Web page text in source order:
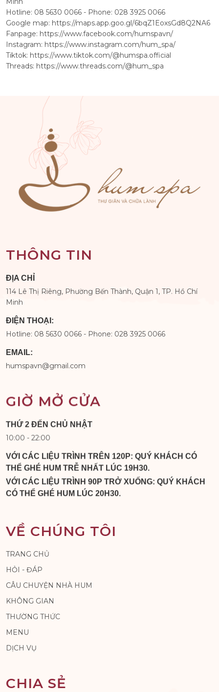
Hotline: 08 5630 0066 - Phone: 028 3925 0066
Google map: https://maps.app.goo.gl/6bqZ1EoxsGd8Q2NA6
Fanpage: https://www.facebook.com/humspavn/
Instagram: https://www.instagram.com/hum_spa/
Tiktok: https://www.tiktok.com/@humspa.official
Threads: https://www.threads.com/@hum_spa
THÔNG TIN
ĐỊA CHỈ
114 Lê Thị Riêng, Phường Bến Thành, Quận 1, TP. Hồ Chí
Minh
ĐIỆN THOẠI:
Hotline: 08 5630 0066 - Phone: 028 3925 0066
EMAIL:
humspavn@gmail.com
GIỜ MỞ CỬA
THỨ 2 ĐẾN CHỦ NHẬT
10:00 - 22:00
VỚI CÁC LIỆU TRÌNH TRÊN 120P: QUÝ KHÁCH CÓ
THỂ GHÉ HUM TRỄ NHẤT LÚC 19H30.
VỚI CÁC LIỆU TRÌNH 90P TRỞ XUỐNG: QUÝ KHÁCH
CÓ THỂ GHÉ HUM LÚC 20H30.
VỀ CHÚNG TÔI
TRANG CHỦ
HỎI - ĐÁP
CÂU CHUYỆN NHÀ HUM
KHÔNG GIAN
THƯỜNG THỨC
MENU
DỊCH VỤ
CHIA SẺ